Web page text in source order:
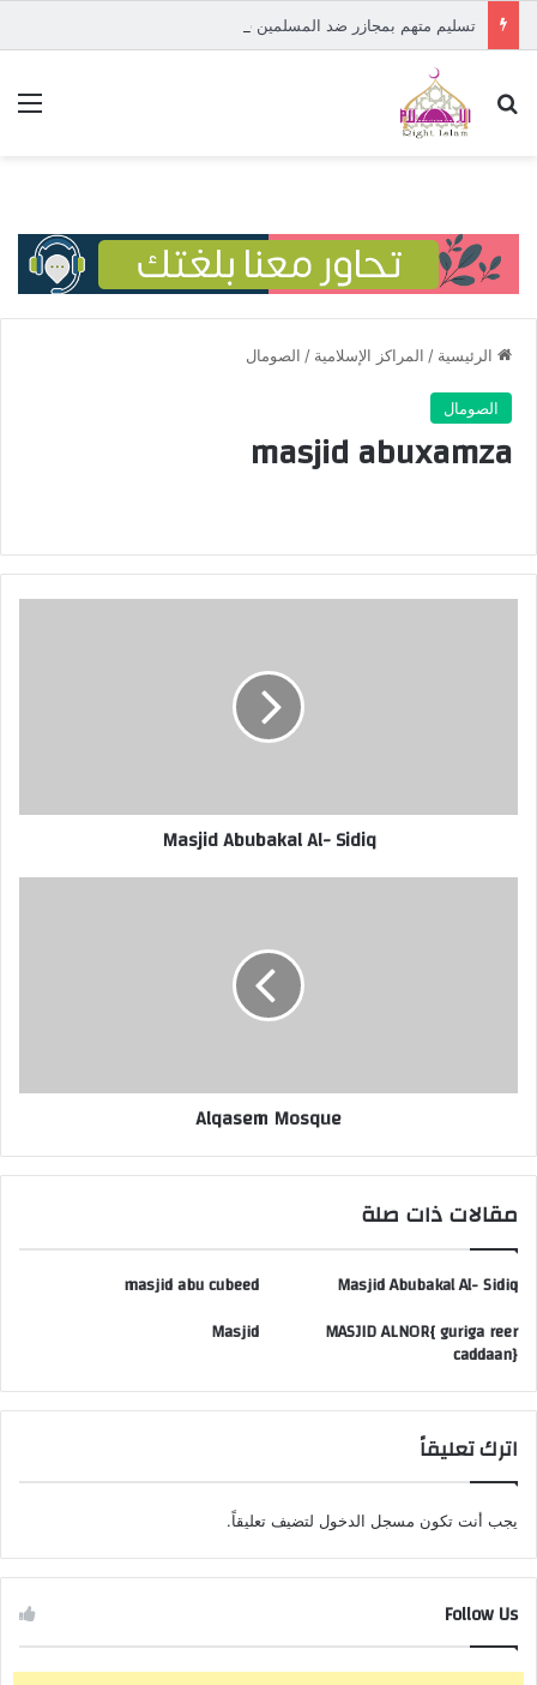
بحث عن
الرئيسية / المراكز الإسلامية / الصومال
الصومال
masjid abuxamza
Masjid Abubakal Al- Sidiq
Alqasem Mosque
مقالات ذات صلة
Masjid Abubakal Al- Sidiq
masjid abu cubeed
MASJID ALNOR{ guriga reer
caddaan}
Masjid
اترك تعليقاً
يجب أنت تكون مسجل الدخول لتضيف تعليقاً.
Follow Us